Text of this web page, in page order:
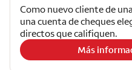
Como nuevo cliente de
una cuenta de cheques
directos que califiquen.
Más